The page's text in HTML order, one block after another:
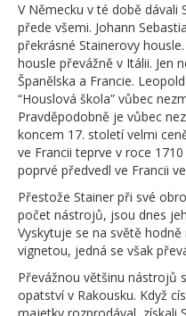
V Německu v té době
přede všemi. Johann
překrásné Stainerovy
housle převážně v Itálii. Jen
Španělska a Francie.
“Houslová škola” vůbec
Pravděpodobně je vůbec
koncem 17. století velmi
ve Francii teprve v roce
poprvé předvedl ve Francii
Přestože Stainer při své
počet nástrojů, jsou dnes
Vyskytuje se na světě
vignetou, jedná se však
Převážnou většinu nástrojů
opatství v Rakousku. Když